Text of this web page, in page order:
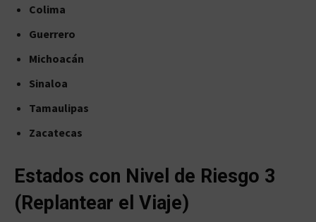
Colima
Guerrero
Michoacán
Sinaloa
Tamaulipas
Zacatecas
Estados con Nivel de Riesgo 3
(Replantear el Viaje)